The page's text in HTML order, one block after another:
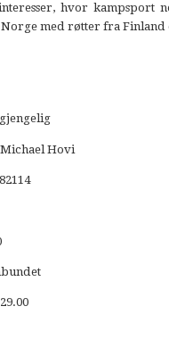
hvor kampsport
med røtter fra Finland
Hovi